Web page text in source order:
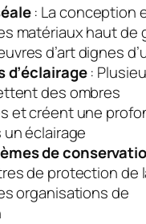
: La conception
matériaux haut de
d’art dignes
d’éclairage:
des ombres
et créent une
éclairage
de
de protection de
organisations de